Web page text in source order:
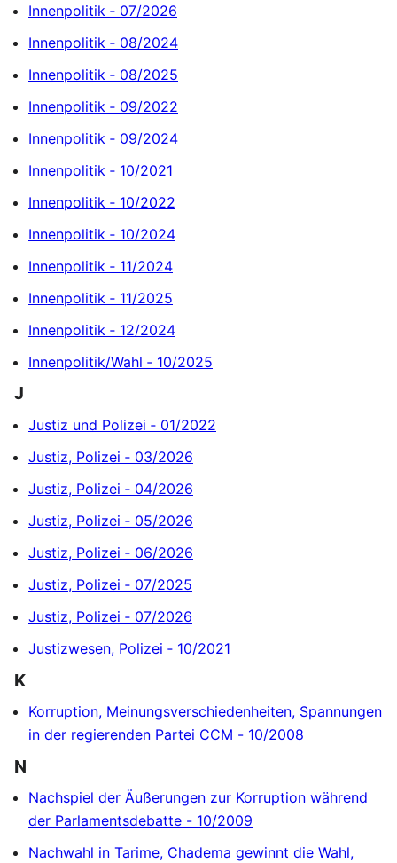
Innenpolitik ‐ 07/2026
Innenpolitik ‐ 08/2024
Innenpolitik ‐ 08/2025
Innenpolitik ‐ 09/2022
Innenpolitik ‐ 09/2024
Innenpolitik ‐ 10/2021
Innenpolitik ‐ 10/2022
Innenpolitik ‐ 10/2024
Innenpolitik ‐ 11/2024
Innenpolitik ‐ 11/2025
Innenpolitik ‐ 12/2024
Innenpolitik/Wahl ‐ 10/2025
J
Justiz und Polizei ‐ 01/2022
Justiz, Polizei ‐ 03/2026
Justiz, Polizei ‐ 04/2026
Justiz, Polizei ‐ 05/2026
Justiz, Polizei ‐ 06/2026
Justiz, Polizei ‐ 07/2025
Justiz, Polizei ‐ 07/2026
Justizwesen, Polizei ‐ 10/2021
K
Korruption, Meinungsverschiedenheiten, Spannungen
in der regierenden Partei CCM - 10/2008
N
Nachspiel der Äußerungen zur Korruption während
der Parlamentsdebatte - 10/2009
Nachwahl in Tarime, Chadema gewinnt die Wahl,